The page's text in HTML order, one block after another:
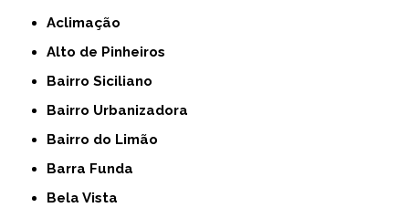
Aclimação
Alto de Pinheiros
Bairro Siciliano
Bairro Urbanizadora
Bairro do Limão
Barra Funda
Bela Vista